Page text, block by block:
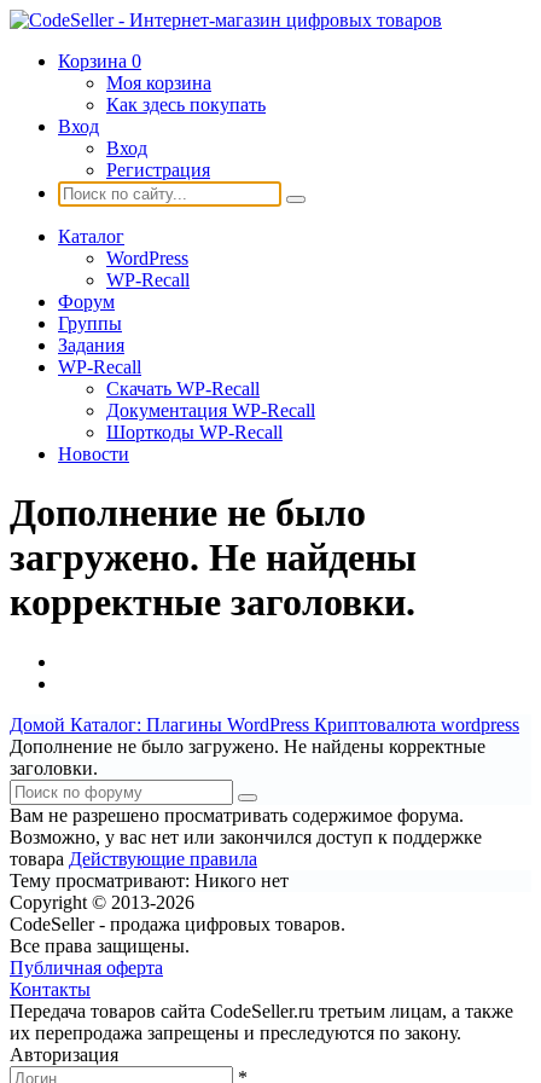
Корзина 0
Моя корзина
Как здесь покупать
Вход
Вход
Регистрация
Каталог
WordPress
WP-Recall
Форум
Группы
Задания
WP-Recall
Скачать WP-Recall
Документация WP-Recall
Шорткоды WP-Recall
Новости
Дополнение не было
загружено. Не найдены
корректные заголовки.
Домой Каталог: Плагины WordPress Криптовалюта wordpress
Дополнение не было загружено. Не найдены корректные
заголовки.
Вам не разрешено просматривать содержимое форума.
Возможно, у вас нет или закончился доступ к поддержке
товара Действующие правила
Тему просматривают: Никого нет
Copyright © 2013-2026
CodeSeller - продажа цифровых товаров.
Все права защищены.
Публичная оферта
Контакты
Передача товаров сайта CodeSeller.ru третьим лицам, а также
их перепродажа запрещены и преследуются по закону.
Авторизация
*